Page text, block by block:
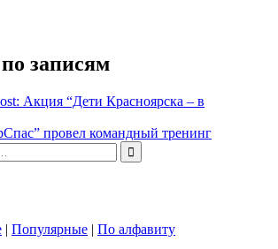
записям
Акция “Дети Красноярска – в
провел командный тренинг
| Популярные | По алфавиту